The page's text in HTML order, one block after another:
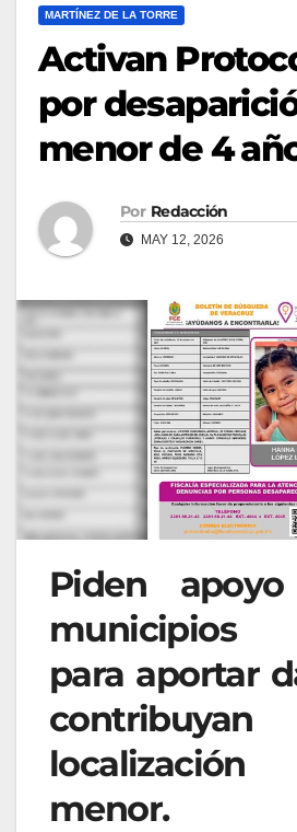
MARTÍNEZ DE LA TORRE
Activan
por
menor de 4
Por Redacción
MAY 12, 2026
Piden
municipios
para aportar
menor.